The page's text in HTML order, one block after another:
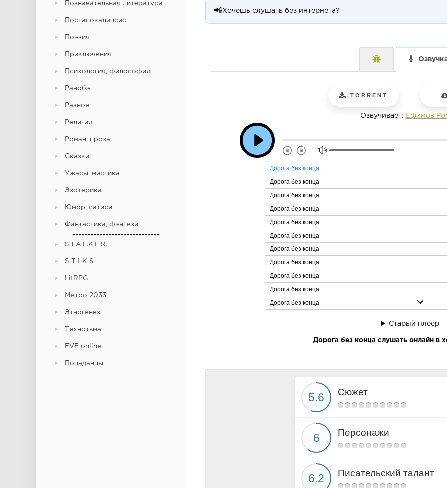
Познавательная литература
Постапокалипсис
Поэзия
Приключения
Психология, философия
Ранобэ
Разное
Религия
Роман, проза
Сказки
Ужасы, мистика
Эзотерика
Юмор, сатира
Фантастика, фэнтези
-----------------------------
S.T.A.L.K.E.R.
S-T-I-K-S
LitRPG
Метро 2033
Этногенез
Технотьма
EVE online
Попаданцы
📲 Хочешь слушать без интернета?
.TORRENT
Озвучивает: Ефимов
Дорога без конца
Дорога без конца
Дорога без конца
Дорога без конца
Дорога без конца
Дорога без конца
Дорога без конца
Дорога без конца
Дорога без конца
Дорога без конца
Дорога без конца
Дорога без конца
Дорога без конца
Дорога без конца
Старый плеер
Дорога без конца слушать онлайн в
Сюжет
Персонажи
Писательский талант